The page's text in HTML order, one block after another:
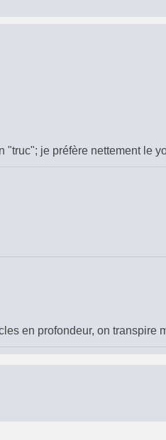
je préfère nettement le
en profondeur, on transpire